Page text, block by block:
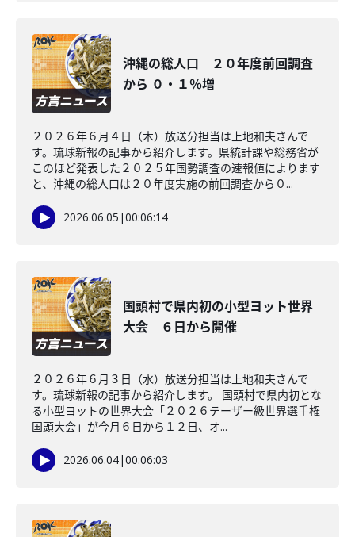
沖縄の総人口 ２０年度前回調査
から ０・１％増
２０２６年６月４日（木）放送分担当は上地和夫さんで
す。琉球新報の記事から紹介します。県統計課や総務省が
このほど発表した２０２５年国勢調査の速報値によります
と、沖縄の総人口は２０年度実施の前回調査から０...
2026.06.05 |00:06:14
国頭村で県内初の小型ヨット世界
大会 ６日から開催
２０２６年６月３日（水）放送分担当は上地和夫さんで
す。琉球新報の記事から紹介します。 国頭村で県内初とな
る小型ヨットの世界大会「２０２６テーザー級世界選手権
国頭大会」が今月６日から１２日、オ...
2026.06.04|00:06:03